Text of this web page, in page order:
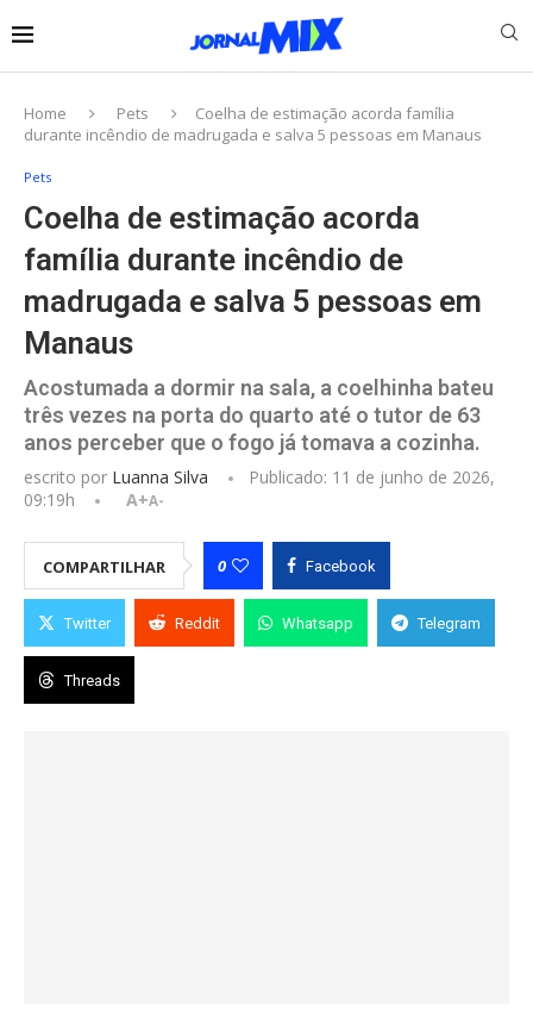
Home Pets
Coelha de estimação acorda família
durante incêndio de madrugada e salva 5 pessoas em Manaus
Pets
Coelha de estimação acorda
família durante incêndio de
madrugada e salva 5 pessoas em
Manaus
Acostumada a dormir na sala, a coelhinha bateu
três vezes na porta do quarto até o tutor de 63
anos perceber que o fogo já tomava a cozinha.
escrito por Luanna Silva Publicado: 11 de junho de 2026,
09:19h
A+A-
COMPARTILHAR 0 Facebook
Twitter Reddit Whatsapp Telegram
Threads